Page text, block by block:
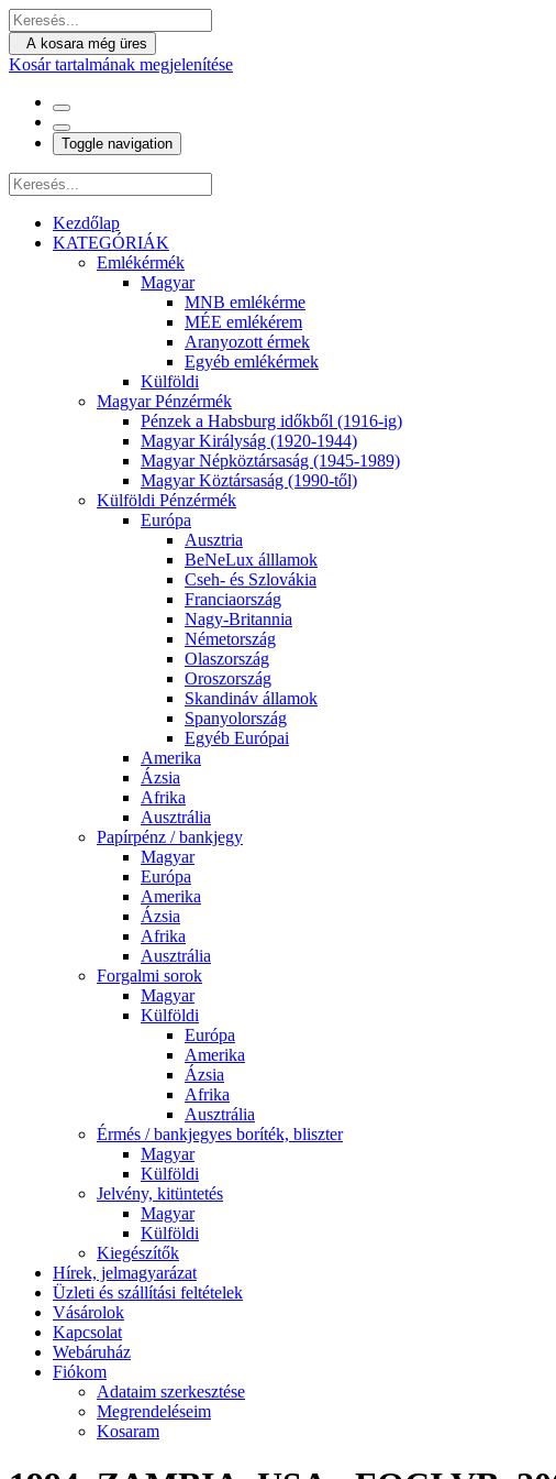
A kosara még üres
Kosár tartalmának megjelenítése
Toggle navigation
Kezdőlap
KATEGÓRIÁK
Emlékérmék
Magyar
MNB emlékérme
MÉE emlékérem
Aranyozott érmek
Egyéb emlékérmek
Külföldi
Magyar Pénzérmék
Pénzek a Habsburg időkből (1916-ig)
Magyar Királyság (1920-1944)
Magyar Népköztársaság (1945-1989)
Magyar Köztársaság (1990-től)
Külföldi Pénzérmék
Európa
Ausztria
BeNeLux álllamok
Cseh- és Szlovákia
Franciaország
Nagy-Britannia
Németország
Olaszország
Oroszország
Skandináv államok
Spanyolország
Egyéb Európai
Amerika
Ázsia
Afrika
Ausztrália
Papírpénz / bankjegy
Magyar
Európa
Amerika
Ázsia
Afrika
Ausztrália
Forgalmi sorok
Magyar
Külföldi
Európa
Amerika
Ázsia
Afrika
Ausztrália
Érmés / bankjegyes boríték, bliszter
Magyar
Külföldi
Jelvény, kitüntetés
Magyar
Külföldi
Kiegészítők
Hírek, jelmagyarázat
Üzleti és szállítási feltételek
Vásárolok
Kapcsolat
Webáruház
Fiókom
Adataim szerkesztése
Megrendeléseim
Kosaram